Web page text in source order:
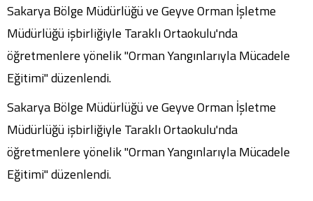
Sakarya Bölge Müdürlüğü ve Geyve Orman İşletme
Müdürlüğü işbirliğiyle Taraklı Ortaokulu'nda
öğretmenlere yönelik "Orman Yangınlarıyla Mücadele
Eğitimi" düzenlendi.
Sakarya Bölge Müdürlüğü ve Geyve Orman İşletme
Müdürlüğü işbirliğiyle Taraklı Ortaokulu'nda
öğretmenlere yönelik "Orman Yangınlarıyla Mücadele
Eğitimi" düzenlendi.